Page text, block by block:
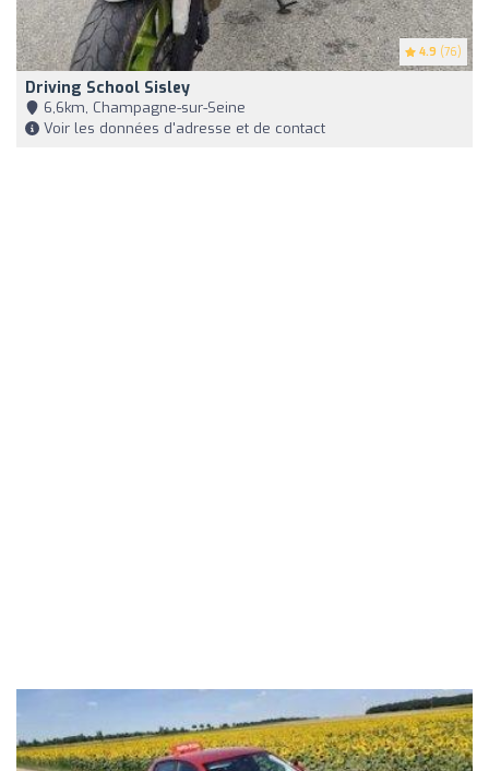
4.9 (76)
Driving School Sisley
6,6km, Champagne-sur-Seine
Voir les données d'adresse et de contact